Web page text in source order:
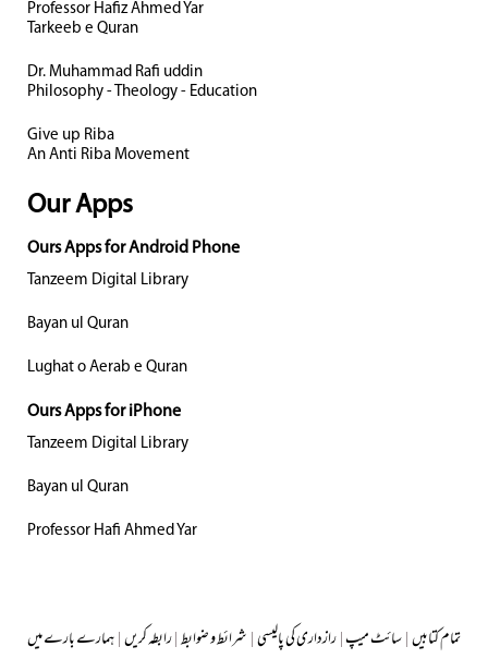
Professor Hafiz Ahmed Yar
Tarkeeb e Quran
Dr. Muhammad Rafi uddin
Philosophy - Theology - Education
Give up Riba
An Anti Riba Movement
Our Apps
Ours Apps for Android Phone
Tanzeem Digital Library
Bayan ul Quran
Lughat o Aerab e Quran
Ours Apps for iPhone
Tanzeem Digital Library
Bayan ul Quran
Professor Hafi Ahmed Yar
ہمارے بارے میں|رابطہ کریں|شرائط و ضوابط|رازداری کی پالیسی|سائٹ میپ|تمام کتابیں